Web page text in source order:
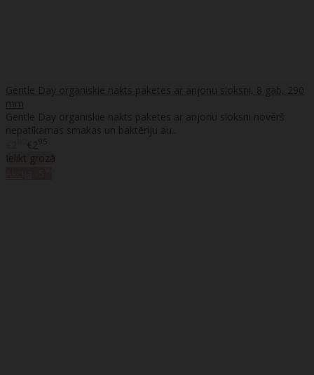
Gentle Day organiskie nakts paketes ar anjonu sloksni, 8 gab, 290
mm
Gentle Day organiskie nakts paketes ar anjonu sloksni novērš
nepatīkamas smakas un baktēriju au..
€295
Ielikt grozā